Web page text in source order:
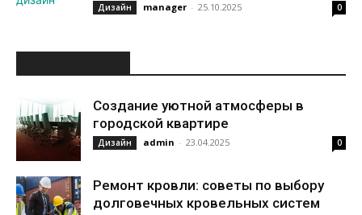
Дизайн manager - 25.10.2025 0
Создание уютной атмосферы в
городской квартире
Дизайн admin - 23.04.2025 0
Ремонт кровли: советы по выбору
долговечных кровельных систем